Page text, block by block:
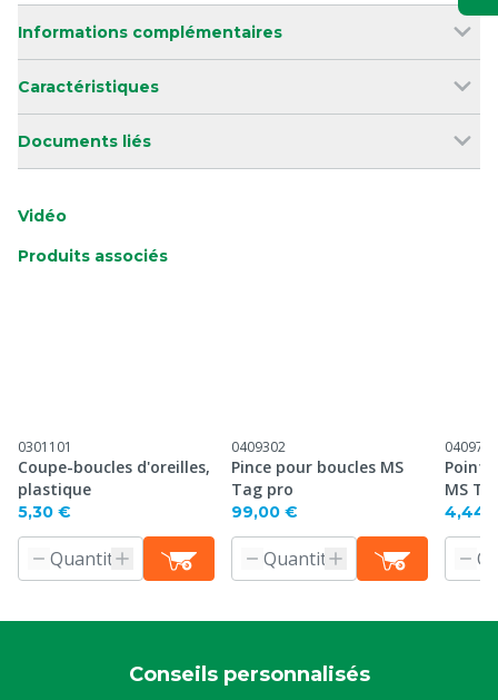
Informations complémentaires
Caractéristiques
Documents liés
Vidéo
Produits associés
0301101
Coupe-boucles d'oreilles,
plastique
5,30 €
0409302
Pince pour boucles MS
Tag pro
99,00 €
0409716
MS
4,44
Conseils personnalisés